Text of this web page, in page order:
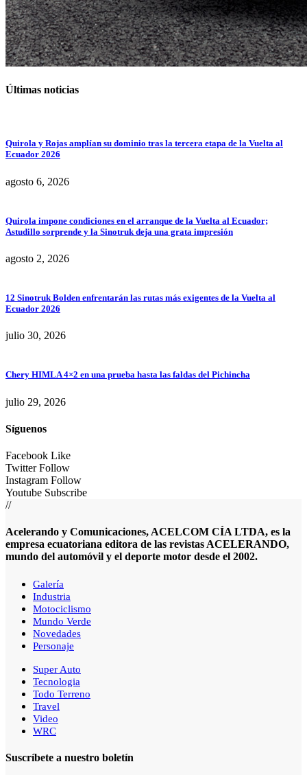
Últimas noticias
Quirola y Rojas amplían su dominio tras la tercera etapa de la Vuelta al
Ecuador 2026
agosto 6, 2026
Quirola impone condiciones en el arranque de la Vuelta al Ecuador;
Astudillo sorprende y la Sinotruk deja una grata impresión
agosto 2, 2026
12 Sinotruk Bolden enfrentarán las rutas más exigentes de la Vuelta al
Ecuador 2026
julio 30, 2026
Chery HIMLA 4×2 en una prueba hasta las faldas del Pichincha
julio 29, 2026
Síguenos
Facebook Like
Twitter Follow
Instagram Follow
Youtube Subscribe
//
Acelerando y Comunicaciones, ACELCOM CÍA LTDA, es la
empresa ecuatoriana editora de las revistas ACELERANDO,
mundo del automóvil y el deporte motor desde el 2002.
Galería
Industria
Motociclismo
Mundo Verde
Novedades
Personaje
Super Auto
Tecnologia
Todo Terreno
Travel
Video
WRC
Suscríbete a nuestro boletín